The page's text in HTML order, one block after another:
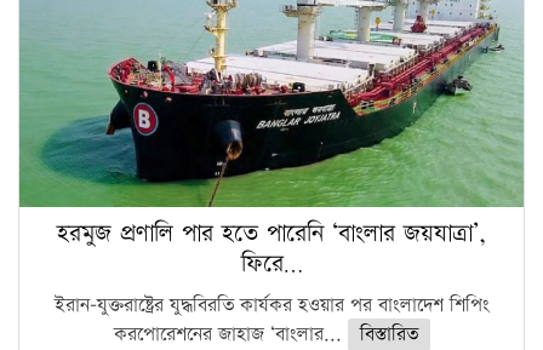
হরমুজ প্রণালি পার হতে পারেনি ‘বাংলার জয়যাত্রা’,
ফিরে…
ইরান-যুক্তরাষ্ট্রের যুদ্ধবিরতি কার্যকর হওয়ার পর বাংলাদেশ শিপিং
করপোরেশনের জাহাজ ‘বাংলার...
বিস্তারিত